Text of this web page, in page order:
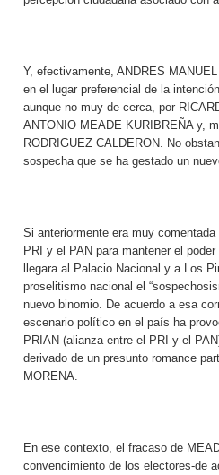
Y, efectivamente, ANDRES
en el lugar preferencial de la
aunque no muy de cerca, por
ANTONIO MEADE KURIBREÑA y,
RODRIGUEZ CALDERON. No
sospecha que se ha gestado un
Si anteriormente era muy
PRI y el PAN para mantener el
llegara al Palacio Nacional y a Los
proselitismo nacional el
nuevo binomio. De acuerdo a esa
escenario político en el país ha
PRIAN (alianza entre el PRI y el
derivado de un presunto romance
MORENA.
En ese contexto, el fracaso de
convencimiento de los electores-de